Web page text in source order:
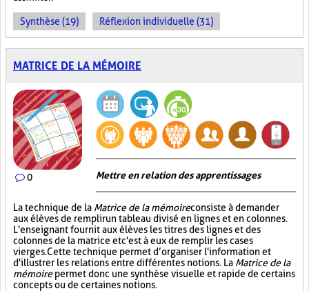
Synthèse (19) Réflexion individuelle (31)
MATRICE DE LA MÉMOIRE
0 Mettre en relation des apprentissages
La technique de la Matrice de la mémoireconsiste à demander
aux élèves de remplir un tableau divisé en lignes et en colonnes.
L'enseignant fournit aux élèves les titres des lignes et des
colonnes de la matrice et c'est à eux de remplir les cases
vierges. Cette technique permet d’organiser l'information et
d'illustrer les relations entre différentes notions. La Matrice de la
mémoirepermet donc une synthèse visuelle et rapide de certains
concepts ou de certaines notions.